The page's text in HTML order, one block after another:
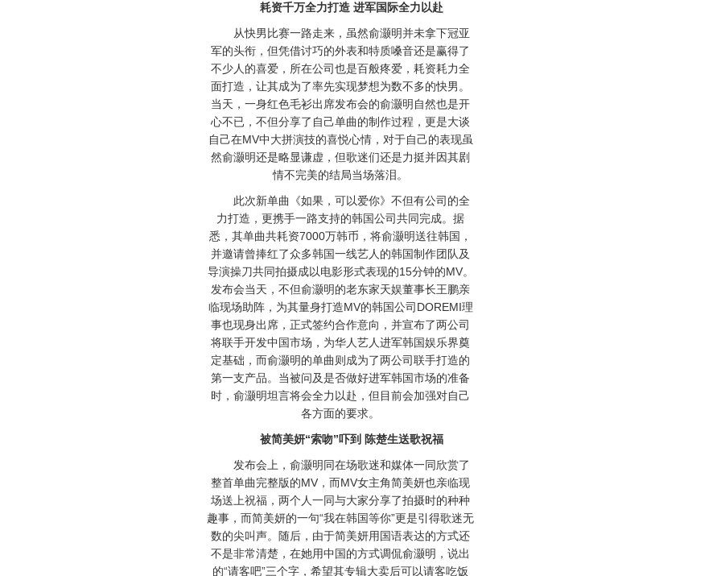
耗资千万全力打造 进军国际全力以赴
从快男比赛一路走来，虽然俞灏明并未拿下冠亚
军的头衔，但凭借讨巧的外表和特质嗓音还是赢得了
不少人的喜爱，所在公司也是百般疼爱，耗资耗力全
面打造，让其成为了率先实现梦想为数不多的快男。
当天，一身红色毛衫出席发布会的俞灏明自然也是开
心不已，不但分享了自己单曲的制作过程，更是大谈
自己在MV中大拼演技的喜悦心情，对于自己的表现虽
然俞灏明还是略显谦虚，但歌迷们还是力挺并因其剧
情不完美的结局当场落泪。
此次新单曲《如果，可以爱你》不但有公司的全
力打造，更携手一路支持的韩国公司共同完成。据
悉，其单曲共耗资7000万韩币，将俞灏明送往韩国，
并邀请曾捧红了众多韩国一线艺人的韩国制作团队及
导演操刀共同拍摄成以电影形式表现的15分钟的MV。
发布会当天，不但俞灏明的老东家天娱董事长王鹏亲
临现场助阵，为其量身打造MV的韩国公司DOREMI理
事也现身出席，正式签约合作意向，并宣布了两公司
将联手开发中国市场，为华人艺人进军韩国娱乐界奠
定基础，而俞灏明的单曲则成为了两公司联手打造的
第一支产品。当被问及是否做好进军韩国市场的准备
时，俞灏明坦言将会全力以赴，但目前会加强对自己
各方面的要求。
被简美妍“索吻”吓到 陈楚生送歌祝福
发布会上，俞灏明同在场歌迷和媒体一同欣赏了
整首单曲完整版的MV，而MV女主角简美妍也亲临现
场送上祝福，两个人一同与大家分享了拍摄时的种种
趣事，而简美妍的一句“我在韩国等你”更是引得歌迷无
数的尖叫声。随后，由于简美妍用国语表达的方式还
不是非常清楚，在她用中国的方式调侃俞灏明，说出
的“请客吧”三个字，希望其专辑大卖后可以请客吃饭